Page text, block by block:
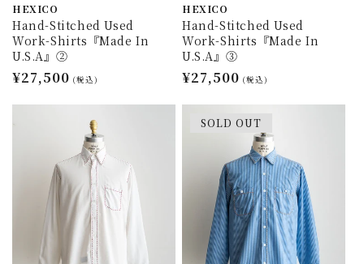
HEXICO
Hand-Stitched Used
Work-Shirts『Made In
U.S.A』②
通
¥27,500 (税込)
HEXICO
Hand-Stitched Used
Work-Shirts『Made In
U.S.A』③
通
¥27,500 (税込)
SOLD OUT